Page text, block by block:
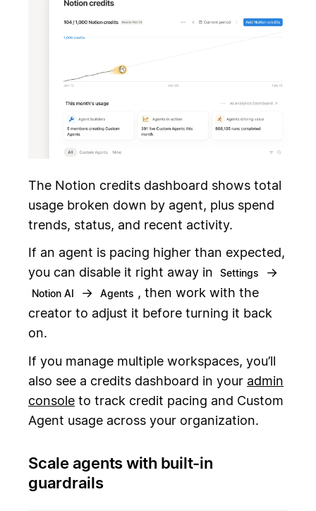
The Notion credits dashboard shows total
usage broken down by agent, plus spend
trends, status, and recent activity.
If an agent is pacing higher than expected,
you can disable it right away in
Settings →
Notion AI → Agents , then work with the
creator to adjust it before turning it back
on.
If you manage multiple workspaces, you’ll
also see a credits dashboard in your admin
console to track credit pacing and Custom
Agent usage across your organization.
Scale agents with built-in
guardrails